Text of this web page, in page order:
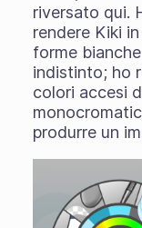
riversato qui.
rendere Kiki
forme
indistinto; ho
colori accesi
produrre un